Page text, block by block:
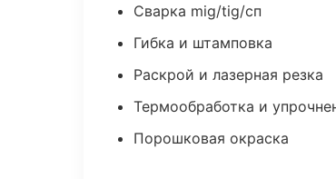
Сварка mig/tig/сп
Гибка и штамповка
Раскрой и лазерная резка
Термообработка и
Порошковая окраска